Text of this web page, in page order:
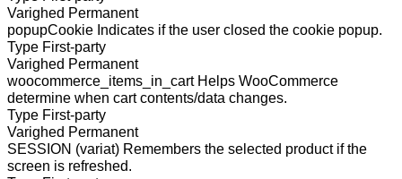
Varighed Permanent
popupCookie Indicates if the user closed the cookie popup.
Type First-party
Varighed Permanent
woocommerce_items_in_cart Helps WooCommerce
determine when cart contents/data changes.
Type First-party
Varighed Permanent
SESSION (variat) Remembers the selected product if the
screen is refreshed.